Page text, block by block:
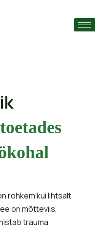
toetades
rohkem kui lihtsalt
on mõtteviis,
trauma